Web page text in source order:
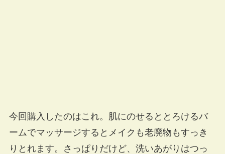
今回購入したのはこれ。肌にのせるととろけるバ
ームでマッサージするとメイクも老廃物もすっき
りとれます。さっぱりだけど、洗いあがりはつっ